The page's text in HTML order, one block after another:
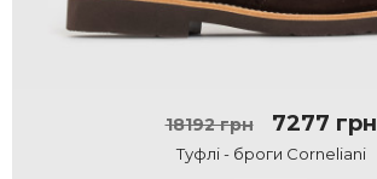
18192 грн 7277 грн
Туфлі - броги Corneliani